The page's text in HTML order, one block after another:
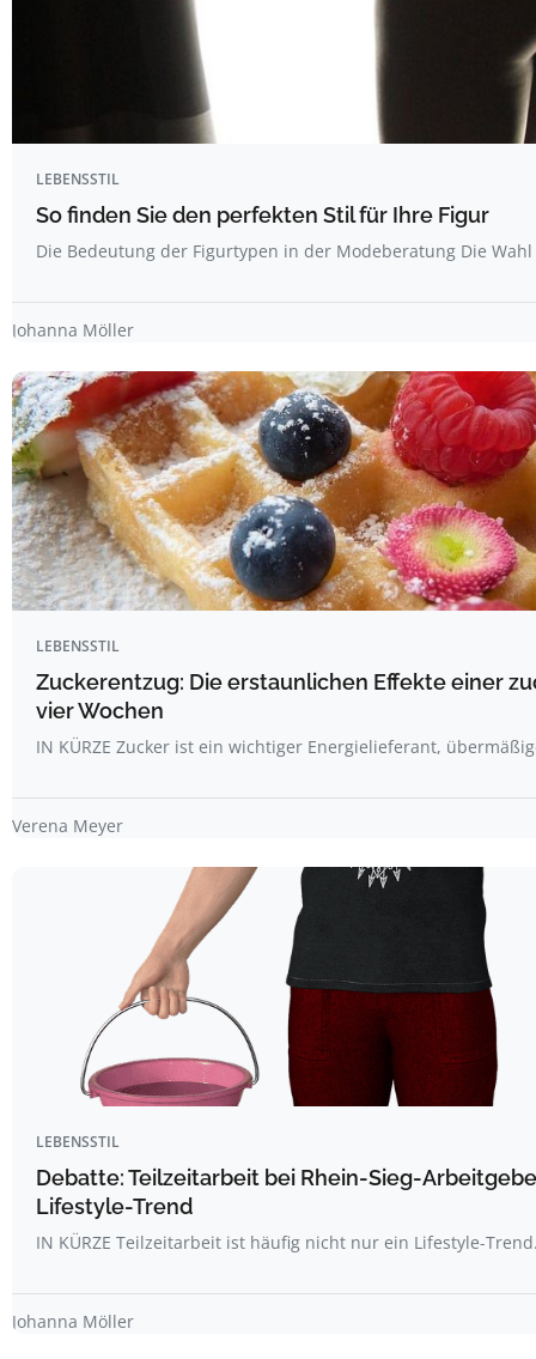
LEBENSSTIL
So finden Sie den perfekten Stil für Ihre Figur
Die Bedeutung der Figurtypen in der Modeberatung Die
Johanna Möller
LEBENSSTIL
Zuckerentzug: Die erstaunlichen Effekte einer
vier Wochen
IN KÜRZE Zucker ist ein wichtiger Energielieferant,
Verena Meyer
LEBENSSTIL
Debatte: Teilzeitarbeit bei Rhein-Sieg-
Lifestyle-Trend
IN KÜRZE Teilzeitarbeit ist häufig nicht nur ein Lifestyle-
Johanna Möller